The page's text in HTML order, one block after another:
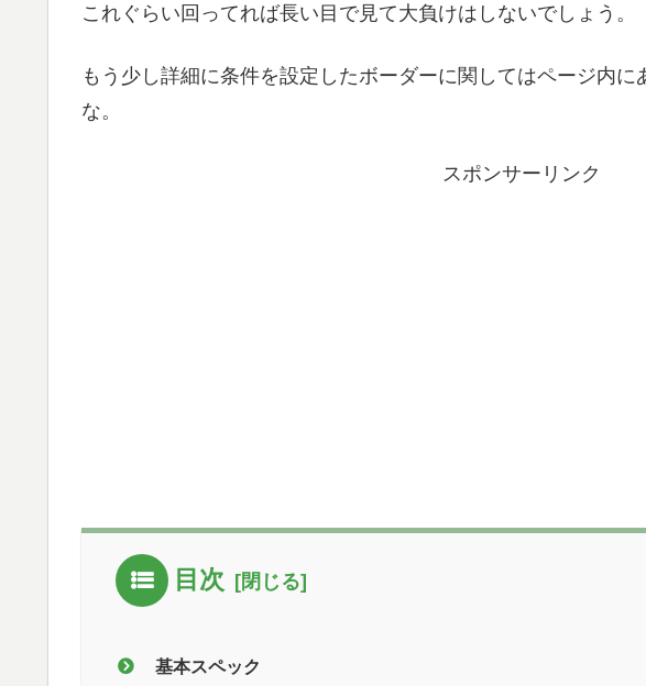
これぐらい回ってれば長い目で見て大負けはしないでしょう。
もう少し詳細に条件を設定したボーダーに関してはページ内
な。
スポンサーリンク
目次
基本スペック